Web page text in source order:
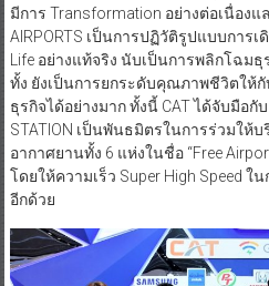
มีการ Transformation อย่างต่อเนื่องแล
AIRPORTS เป็นการปฏิวัติรูปแบบการ
Life อย่างแท้จริง นับเป็นการพลิกโฉม
ทั้ง ยังเป็นการยกระดับคุณภาพชีวิตให้
ธุรกิจได้อย่างมาก ทั้งนี้ CAT ได้จับมือกับ
STATION เป็นพันธมิตรในการร่วมให้บ
อากาศยานทั้ง 6 แห่งในชื่อ “Free
โดยให้ความเร็ว Super High Speed ใ
อีกด้วย